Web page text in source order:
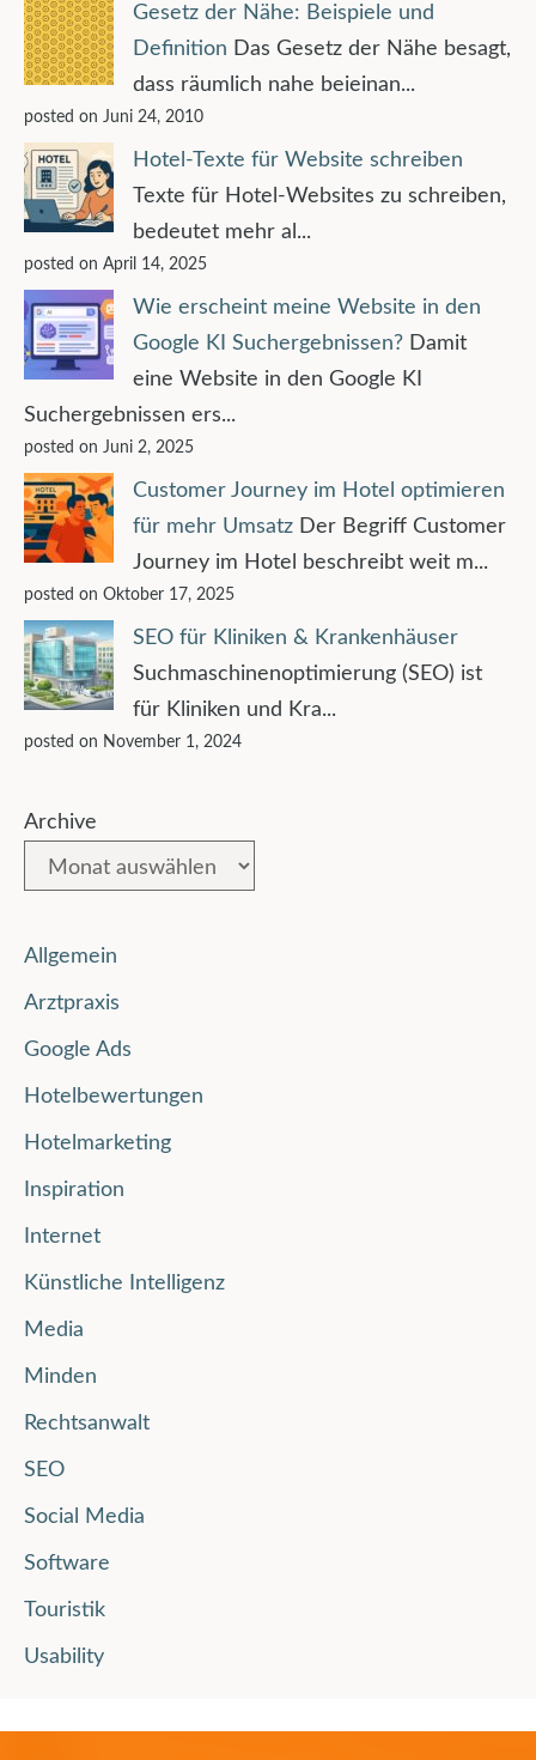
Gesetz der Nähe: Beispiele und
Definition Das Gesetz der Nähe besagt,
dass räumlich nahe beieinan...
posted on Juni 24, 2010
Hotel-Texte für Website schreiben
Texte für Hotel-Websites zu schreiben,
bedeutet mehr al...
posted on April 14, 2025
Wie erscheint meine Website in den
Google KI Suchergebnissen? Damit
eine Website in den Google KI
Suchergebnissen ers...
posted on Juni 2, 2025
Customer Journey im Hotel optimieren
für mehr Umsatz Der Begriff Customer
Journey im Hotel beschreibt weit m...
posted on Oktober 17, 2025
SEO für Kliniken & Krankenhäuser
Suchmaschinenoptimierung (SEO) ist
für Kliniken und Kra...
posted on November 1, 2024
Archive
Allgemein
Arztpraxis
Google Ads
Hotelbewertungen
Hotelmarketing
Inspiration
Internet
Künstliche Intelligenz
Media
Minden
Rechtsanwalt
SEO
Social Media
Software
Touristik
Usability